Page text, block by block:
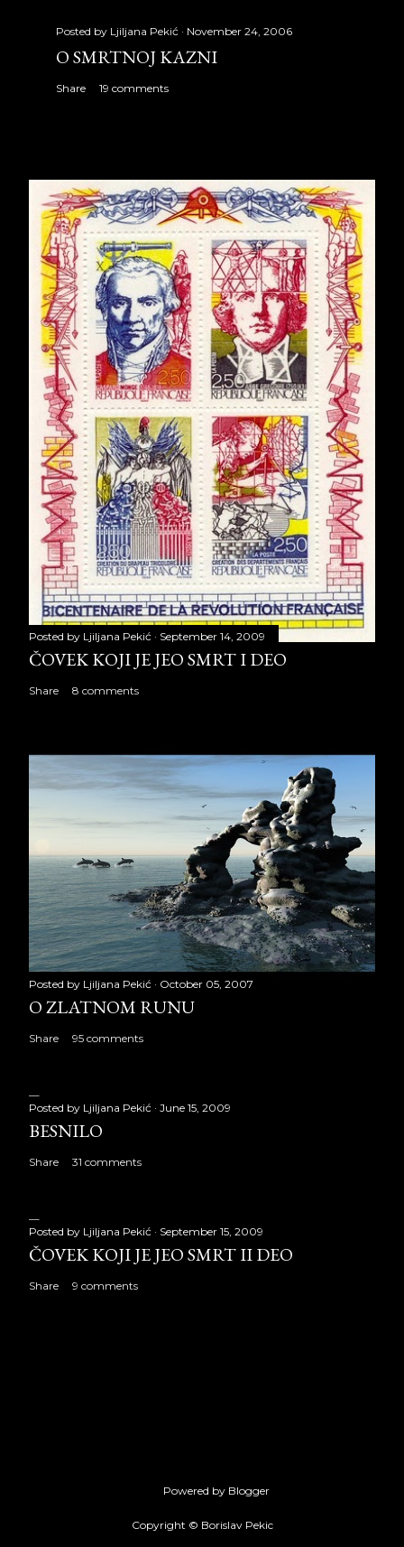
Posted by Ljiljana Pekić November 24, 2006
O SMRTNOJ KAZNI
Share 19 comments
Posted by Ljiljana Pekić September 14, 2009
ČOVEK KOJI JE JEO SMRT I DEO
Share 8 comments
Posted by Ljiljana Pekić October 05, 2007
O ZLATNOM RUNU
Share 95 comments
Posted by Ljiljana Pekić June 15, 2009
BESNILO
Share 31 comments
Posted by Ljiljana Pekić September 15, 2009
ČOVEK KOJI JE JEO SMRT II DEO
Share 9 comments
Powered by Blogger
Copyright © Borislav Pekic